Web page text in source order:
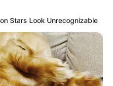
หน้าตามีเสน่ห์ ถึงจะไม่หล่อ
มเก๋เท่ เปรี้ยว สะดุดตา
ทำอะไรก็ตาม จะต้องมี
ะพิเศษ ใครเห็นจะลุ่มหลง
ามคิด ดื้อเงียบ
Stars Look Unrecognizable